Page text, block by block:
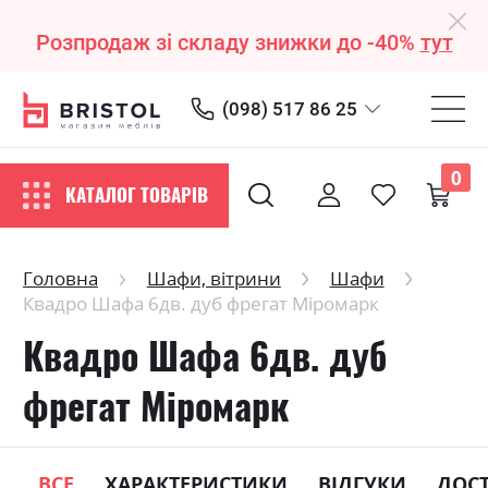
Розпродаж зі складу знижки до -40% тут
(098) 517 86 25
КАТАЛОГ ТОВАРІВ
0
Головна Шафи, вітрини
Шафи
Квадро Шафа 6дв. дуб фрегат Міромарк
Квадро Шафа 6дв. дуб
фрегат Міромарк